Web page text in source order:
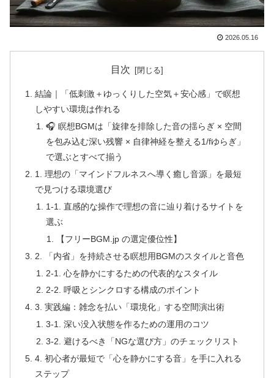
2026.05.16
目次
結論｜「低刺激＋ゆっくりした空気＋安心感」で瞑想
しやすい環境は作れる
🎧 瞑想BGMは「旋律を排除した音の揺らぎ × 空間
を包み込む深い残響 × 自律神経を整える1/fゆらぎ」
で選ぶとすべて揃う
1. 理想の「マインドフルネスへ導く癒し音源」を最短
で見つける環境選び
1-1. 直感的な操作で理想の音に辿り着けるサイトを
選ぶ
【フリーBGM.jp の選定優位性】
2. 「内省」を持続させる瞑想用BGMのスタイルと音色
2-1. 心を静かにするための代表的なスタイル
2-2. 呼吸とシンクロする構成のポイント
3. 実践編：雑念を払い「環境化」する空間演出術
3-1. 深い没入状態を作るための運用のコツ
3-2. 避けるべき「NGな選び方」のチェックリスト
4. 初心者が最短で「心を静かにする音」を手に入れる
ステップ